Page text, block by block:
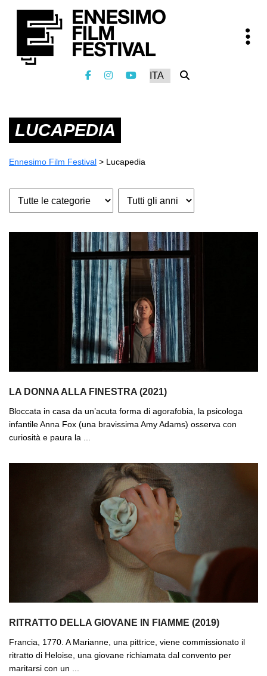
LUCAPEDIA
Ennesimo Film Festival > Lucapedia
LA DONNA ALLA FINESTRA (2021)
Bloccata in casa da un’acuta forma di agorafobia, la psicologa
infantile Anna Fox (una bravissima Amy Adams) osserva con
curiosità e paura la ...
RITRATTO DELLA GIOVANE IN FIAMME (2019)
Francia, 1770. A Marianne, una pittrice, viene commissionato il
ritratto di Heloise, una giovane richiamata dal convento per
maritarsi con un ...